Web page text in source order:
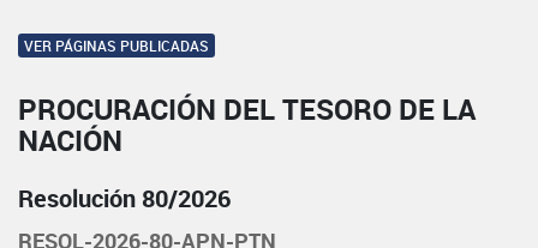
VER PÁGINAS PUBLICADAS
PROCURACIÓN DEL TESORO DE LA
NACIÓN
Resolución 80/2026
RESOL-2026-80-APN-PTN